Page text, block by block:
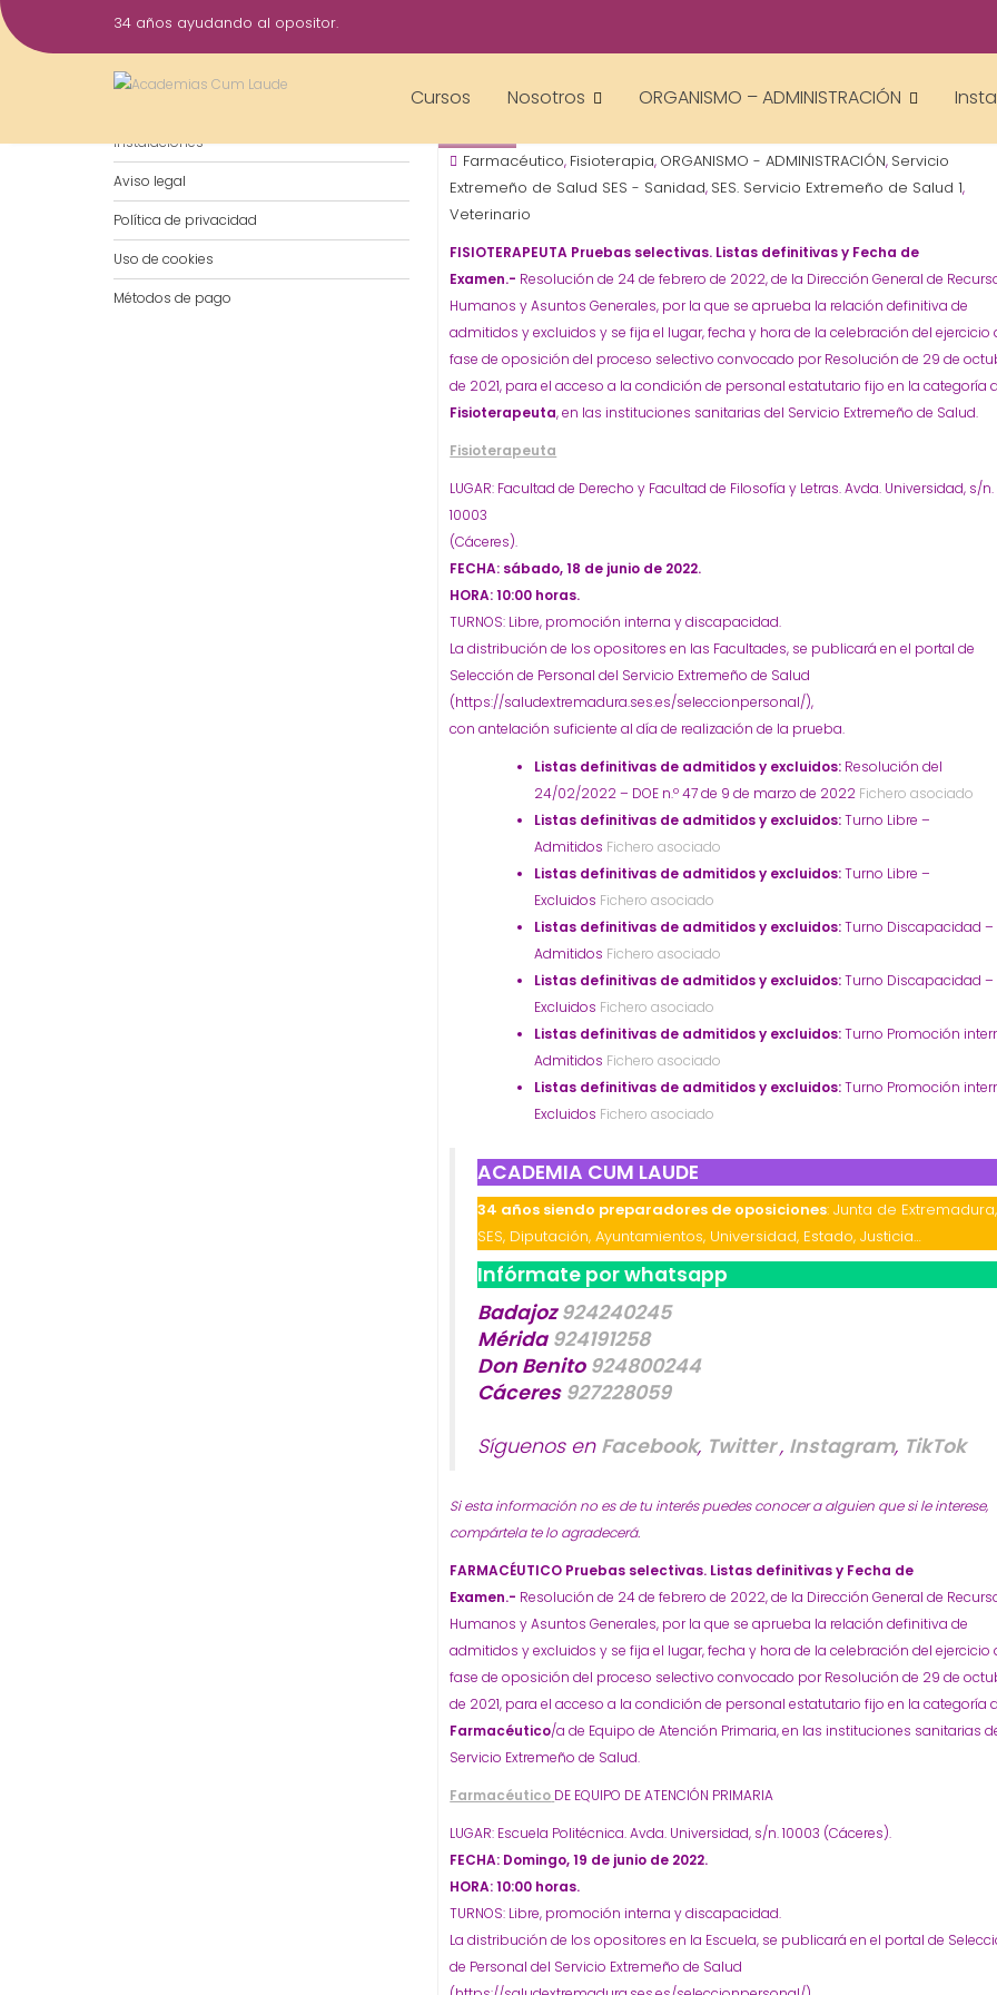
Saltar
al
34 años ayudando al opositor.
Cursos Nosotros ORGANISMO – ADMINISTRACIÓN
9 Gestor AcademiasCumLaude
Farmacéutico, Fisioterapia, ORGANISMO - ADMINISTRACIÓN, Servicio
Extremeño de Salud SES - Sanidad, SES. Servicio Extremeño de Salud 1,
Veterinario
FISIOTERAPEUTA Pruebas selectivas. Listas definitivas y Fecha de
Examen.- Resolución de 24 de febrero de 2022, de la Dirección General de
Humanos y Asuntos Generales, por la que se aprueba la relación definitiva de
admitidos y excluidos y se fija el lugar, fecha y hora de la celebración del ejercicio
fase de oposición del proceso selectivo convocado por Resolución de 29 de
de 2021, para el acceso a la condición de personal estatutario fijo en la categoría
Fisioterapeuta, en las instituciones sanitarias del Servicio Extremeño de Salud.
Fisioterapeuta
LUGAR: Facultad de Derecho y Facultad de Filosofía y Letras. Avda. Universidad, s/n.
10003
(Cáceres).
FECHA: sábado, 18 de junio de 2022.
HORA: 10:00 horas.
TURNOS: Libre, promoción interna y discapacidad.
La distribución de los opositores en las Facultades, se publicará en el portal de
Selección de Personal del Servicio Extremeño de Salud
(https://saludextremadura.ses.es/seleccionpersonal/),
con antelación suficiente al día de realización de la prueba.
Listas definitivas de admitidos y excluidos: Resolución del
24/02/2022 – DOE n.º 47 de 9 de marzo de 2022 Fichero asociado
Listas definitivas de admitidos y excluidos:Turno Libre –
Admitidos Fichero asociado
Listas definitivas de admitidos y excluidos:Turno Libre –
Excluidos Fichero asociado
Listas definitivas de admitidos y excluidos:Turno Discapacidad –
Admitidos Fichero asociado
Listas definitivas de admitidos y excluidos:Turno Discapacidad –
Excluidos Fichero asociado
Listas definitivas de admitidos y excluidos:Turno Promoción
Admitidos Fichero asociado
Listas definitivas de admitidos y excluidos:Turno Promoción
Excluidos Fichero asociado
ACADEMIA CUM LAUDE
34 años siendo preparadores de oposiciones: Junta de Extremadura,
SES, Diputación, Ayuntamientos, Universidad, Estado, Justicia…
Infórmate por whatsapp
Badajoz924240245
Mérida 924191258
Don Benito 924800244
Cáceres 927228059
Síguenos en Facebook, Twitter, Instagram, TikTok
Si esta información no es de tu interés puedes conocer a alguien que si le interese,
compártela te lo agradecerá.
FARMACÉUTICO Pruebas selectivas. Listas definitivas y Fecha de
Examen.- Resolución de 24 de febrero de 2022, de la Dirección General de
Humanos y Asuntos Generales, por la que se aprueba la relación definitiva de
admitidos y excluidos y se fija el lugar, fecha y hora de la celebración del ejercicio
fase de oposición del proceso selectivo convocado por Resolución de 29 de
de 2021, para el acceso a la condición de personal estatutario fijo en la categoría
Farmacéutico/a de Equipo de Atención Primaria, en las instituciones sanitarias
Servicio Extremeño de Salud.
Farmacéutico DE EQUIPO DE ATENCIÓN PRIMARIA
LUGAR: Escuela Politécnica. Avda. Universidad, s/n. 10003 (Cáceres).
FECHA: Domingo, 19 de junio de 2022.
HORA: 10:00 horas.
TURNOS: Libre, promoción interna y discapacidad.
La distribución de los opositores en la Escuela, se publicará en el portal de
de Personal del Servicio Extremeño de Salud
Instalaciones
Aviso legal
Política de privacidad
Uso de cookies
Métodos de pago